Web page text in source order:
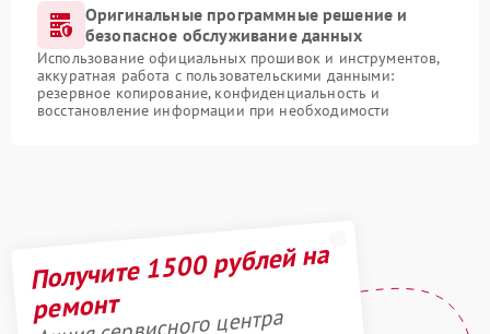
Оригинальные программные решение и
безопасное обслуживание данных
Использование официальных прошивок и инструментов,
аккуратная работа с пользовательскими данными:
резервное копирование, конфиденциальность и
восстановление информации при необходимости
Получите 1500 рублей на
ремонт